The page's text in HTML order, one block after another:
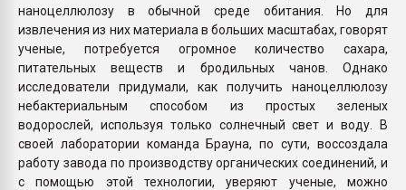
наноцеллюлозу в обычной среде обитания. Но для
извлечения из них материала в больших масштабах, говорят
ученые, потребуется огромное количество сахара,
питательных веществ и бродильных чанов. Однако
исследователи придумали, как получить наноцеллюлозу
небактериальным способом из простых зеленых
водорослей, используя только солнечный свет и воду. В
своей лаборатории команда Брауна, по сути, воссоздала
работу завода по производству органических соединений, и
с помощью этой технологии, уверяют ученые, можно